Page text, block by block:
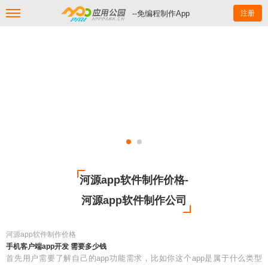
--免编程制作App 注册
河源app软件制作价格-
河源app软件制作公司
河源app软件制作价格
手机客户端app开发 需要多少钱
首先用户需要了解自己的app功能需求，比如你这个app是属于什么类型